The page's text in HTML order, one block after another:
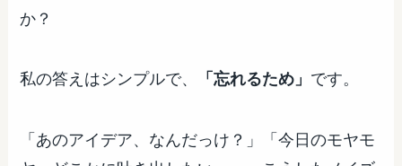
か？
私の答えはシンプルで、 「忘れるため」 です。
「あのアイデア、なんだっけ？」「今日のモヤモ